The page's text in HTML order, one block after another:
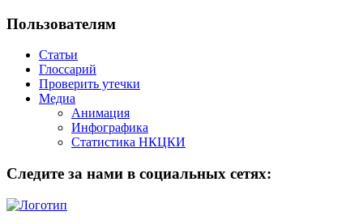
Пользователям
Статьи
Глоссарий
Проверить утечки
Медиа
Анимация
Инфографика
Статистика НКЦКИ
Следите за нами в социальных сетях: